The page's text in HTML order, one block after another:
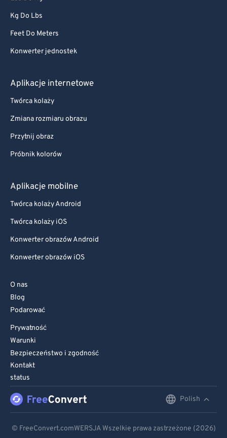
Kg Do Lbs
Feet Do Meters
Konwerter jednostek
Aplikacje internetowe
Twórca kolaży
Zmiana rozmiaru obrazu
Przytnij obraz
Próbnik kolorów
Aplikacje mobilne
Twórca kolaży Android
Twórca kolaży iOS
Konwerter obrazów Android
Konwerter obrazów iOS
O nas
Blog
Podarować
Prywatność
Warunki
Bezpieczeństwo i zgodność
Kontakt
status
Polish
© FreeConvert.comWERSJA Wszelkie prawa zastrzeżone (2026)